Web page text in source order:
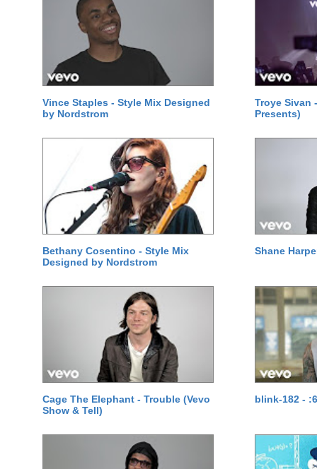
Vince Staples - Style Mix Designed
by Nordstrom
Troye Sivan
Presents)
Bethany Cosentino - Style Mix
Designed by Nordstrom
Shane
Cage The Elephant - Trouble (Vevo
Show & Tell)
blink-182 -